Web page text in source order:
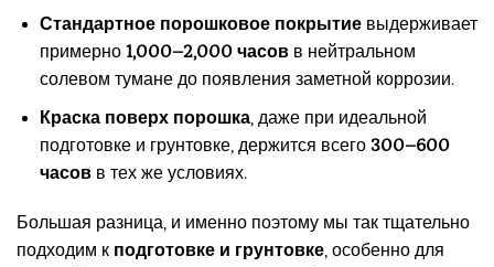
Стандартное порошковое покрытиевыдерживает
примерно 1,000–2,000 часовв нейтральном
солевом тумане до появления заметной коррозии.
Краска поверх порошка, даже при идеальной
подготовке и грунтовке, держится всего 300–600
часовв тех же условиях.
Большая разница, и именно поэтому мы так тщательно
подходим к подготовке и грунтовке, особенно для